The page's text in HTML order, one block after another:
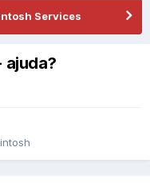
Services
ajuda?